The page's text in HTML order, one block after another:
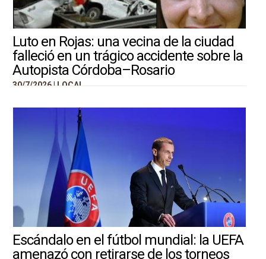
Luto en Rojas: una vecina de la ciudad
falleció en un trágico accidente sobre la
Autopista Córdoba–Rosario
30/7/2026 | LOCAL
Escándalo en el fútbol mundial: la UEFA
amenazó con retirarse de los torneos